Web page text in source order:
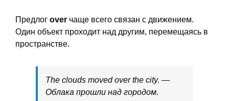
Предлог over чаще всего связан с движением.
Один объект проходит над другим, перемещаясь в
пространстве.
The clouds moved over the city. —
Облака прошли над городом.